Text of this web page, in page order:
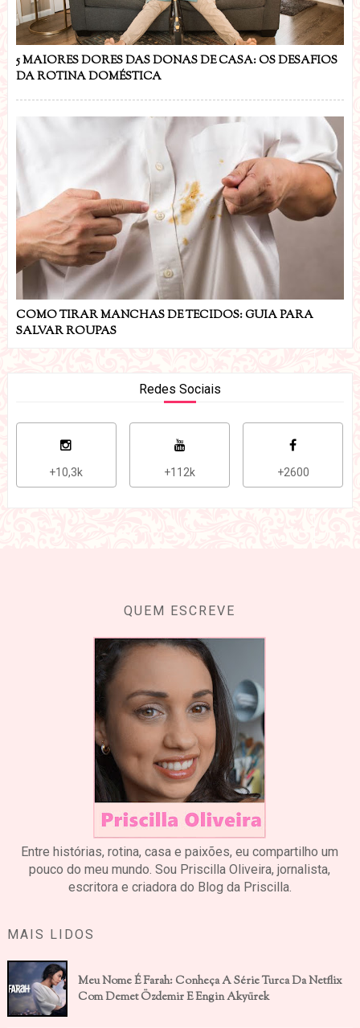
5 MAIORES DORES DAS DONAS DE CASA: OS DESAFIOS
DA ROTINA DOMÉSTICA
COMO TIRAR MANCHAS DE TECIDOS: GUIA PARA
SALVAR ROUPAS
Redes Sociais
+10,3k +112k +2600
QUEM ESCREVE
Entre histórias, rotina, casa e paixões, eu compartilho um
pouco do meu mundo. Sou Priscilla Oliveira, jornalista,
escritora e criadora do Blog da Priscilla.
MAIS LIDOS
Meu Nome É Farah: Conheça A Série Turca Da Netflix
Com Demet Özdemir E Engin Akyürek